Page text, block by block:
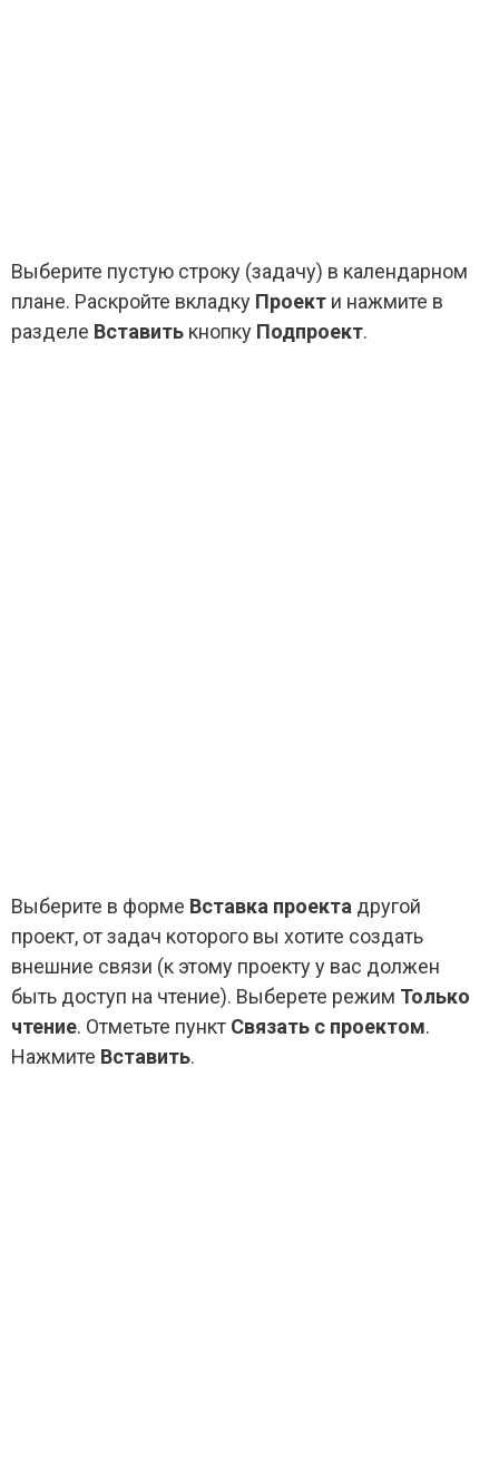
Выберите пустую строку (задачу) в календарном
плане. Раскройте вкладку Проект и нажмите в
разделе Вставить кнопку Подпроект.
Выберите в форме Вставка проекта другой
проект, от задач которого вы хотите создать
внешние связи (к этому проекту у вас должен
быть доступ на чтение). Выберете режим Только
чтение. Отметьте пункт Связать с проектом.
Нажмите Вставить.